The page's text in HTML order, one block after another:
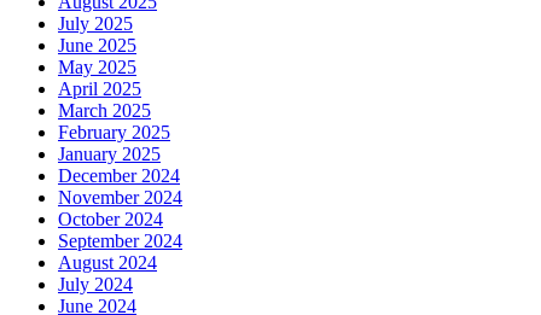
July 2025
June 2025
May 2025
April 2025
March 2025
February 2025
January 2025
December 2024
November 2024
October 2024
September 2024
August 2024
July 2024
June 2024